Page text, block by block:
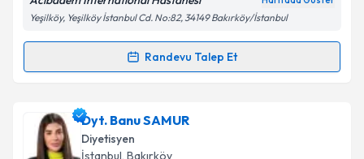
Kişisel verilerimin işlenmesine ilişkin
Metni'ni okudum ve kişisel verilerimin belirtilen
Takvim Talebini Gönder
Yeşilköy, Yeşilköy İstanbul Cd. No:82, 34149 Bakırköy/İstanbul
Randevu Talep Et
Randevu Takvimi Talebi
Dyt. Zeynep Acariçin randevu takvimi talebi
oluşturun. Size bu uzmandan randevu almanız için bir
takvim hazırlandığında e-posta ile bilgilendireceğiz.
Dyt. Banu SAMUR
Diyetisyen
İstanbul, Bakırköy